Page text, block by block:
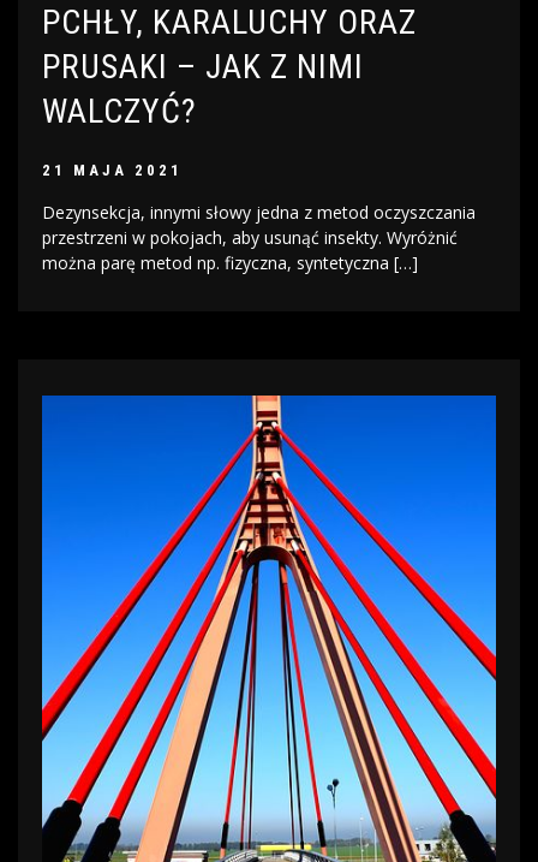
PCHŁY, KARALUCHY ORAZ
PRUSAKI – JAK Z NIMI
WALCZYĆ?
21 MAJA 2021
Dezynsekcja, innymi słowy jedna z metod oczyszczania
przestrzeni w pokojach, aby usunąć insekty. Wyróżnić
można parę metod np. fizyczna, syntetyczna […]